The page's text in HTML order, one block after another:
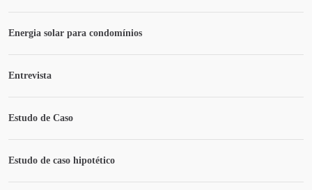
Energia solar para condomínios
Entrevista
Estudo de Caso
Estudo de caso hipotético